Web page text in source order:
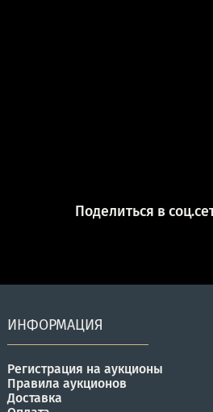
Поделиться в
ИНФОРМАЦИЯ
Регистрация на аукционы
Правила аукционов
Доставка